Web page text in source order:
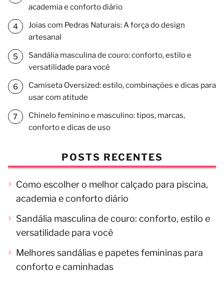
academia e conforto diário
Joias com Pedras Naturais: A força do design
artesanal
Sandália masculina de couro: conforto, estilo e
versatilidade para você
Camiseta Oversized: estilo, combinações e dicas para
usar com atitude
Chinelo feminino e masculino: tipos, marcas,
conforto e dicas de uso
POSTS RECENTES
Como escolher o melhor calçado para piscina,
academia e conforto diário
Sandália masculina de couro: conforto, estilo e
versatilidade para você
Melhores sandálias e papetes femininas para
conforto e caminhadas